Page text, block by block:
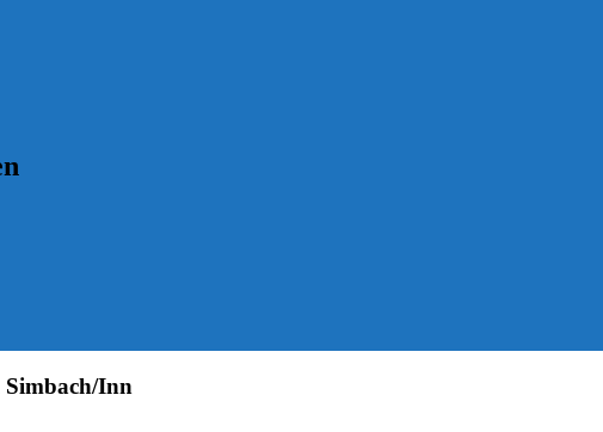
Simbach/Inn